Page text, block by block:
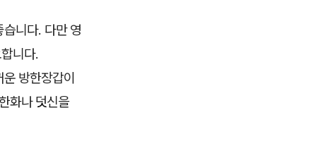
니다. 다만 영
니다.
방한장갑이
화나 덧신을